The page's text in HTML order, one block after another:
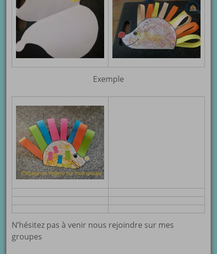
Exemple
N’hésitez pas à venir nous rejoindre sur mes
groupes